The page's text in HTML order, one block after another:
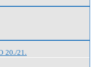
20./21.